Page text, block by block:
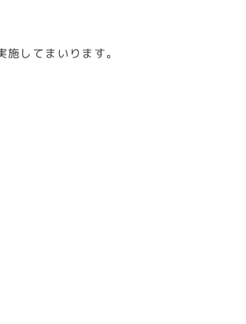
してまいります。